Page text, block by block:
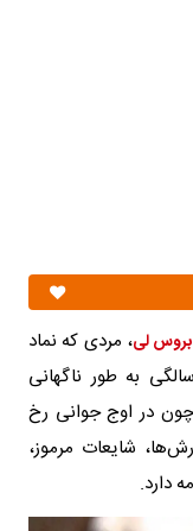
بروس لی، مردی که نماد
بود، در ۳۲ سالگی به طور ناگهانی
در اوج جوانی رخ
شایعات مرموز،
دارد.